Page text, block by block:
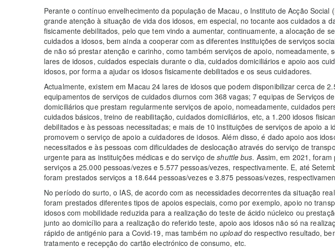
Perante o contínuo envelhecimento da população de Macau, o Instituto de Acção Social
grande atenção à situação de vida dos idosos, em especial, no tocante aos cuidados a
fisicamente debilitados, pelo que tem vindo a aumentar, continuamente, a alocação de
cuidados a idosos, bem ainda a cooperar com as diferentes instituições de serviços
de não só prestar atenção e carinho, como também serviços de apoio, nomeadamente,
lares de idosos, cuidados especiais durante o dia, cuidados domiciliários e apoio aos
idosos, por forma a ajudar os idosos fisicamente debilitados e os seus cuidadores.
Actualmente, existem em Macau 24 lares de idosos que podem disponibilizar cerca de
equipamentos de serviços de cuidados diurnos com 368 vagas; 7 equipas de Serviços
domiciliários que prestam regularmente serviços de apoio, nomeadamente, cuidados
cuidados básicos, treino de reabilitação, cuidados domiciliários, etc, a 1.200 idosos
debilitados e às pessoas necessitadas; e mais de 10 instituições de serviços de apoio a
promovem o serviço de apoio a cuidadores de idosos. Além disso, é dado apoio aos
necessitados e às pessoas com dificuldades de deslocação através do serviço de
urgente para as instituições médicas e do serviço de shuttle bus. Assim, em 2021, foram
serviços a 25.000 pessoas/vezes e 5.577 pessoas/vezes, respectivamente. E, até
foram prestados serviços a 18.644 pessoas/vezes e 3.875 pessoas/vezes,
No período do surto, o IAS, de acordo com as necessidades decorrentes da situação
foram prestados diferentes tipos de apoios especiais, como por exemplo, apoio no
idosos com mobilidade reduzida para a realização do teste de ácido núcleico ou
junto ao domicílio para a realização do referido teste, apoio aos idosos não só na
rápido de antigénio para a Covid-19, mas também nouploaddo respectivo resultado,
tratamento e recepção do cartão electrónico de consumo, etc.